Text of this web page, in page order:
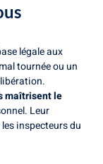
légale aux
tournée ou un
maîtrisent le
Leur
inspecteurs du